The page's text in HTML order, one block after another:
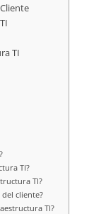
TI
TI?
TI?
cliente?
TI?